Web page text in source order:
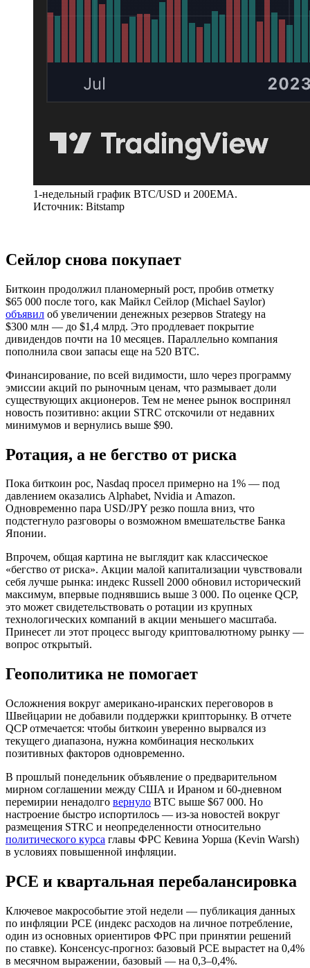
1-недельный график BTC/USD и 200EMA.
Источник: Bitstamp
Сейлор снова покупает
Биткоин продолжил планомерный рост, пробив отметку
$65 000 после того, как Майкл Сейлор (Michael Saylor)
объявил об увеличении денежных резервов Strategy на
$300 млн — до $1,4 млрд. Это продлевает покрытие
дивидендов почти на 10 месяцев. Параллельно компания
пополнила свои запасы еще на 520 BTC.
Финансирование, по всей видимости, шло через программу
эмиссии акций по рыночным ценам, что размывает доли
существующих акционеров. Тем не менее рынок воспринял
новость позитивно: акции STRC отскочили от недавних
минимумов и вернулись выше $90.
Ротация, а не бегство от риска
Пока биткоин рос, Nasdaq просел примерно на 1% — под
давлением оказались Alphabet, Nvidia и Amazon.
Одновременно пара USD/JPY резко пошла вниз, что
подстегнуло разговоры о возможном вмешательстве Банка
Японии.
Впрочем, общая картина не выглядит как классическое
«бегство от риска». Акции малой капитализации чувствовали
себя лучше рынка: индекс Russell 2000 обновил исторический
максимум, впервые поднявшись выше 3 000. По оценке QCP,
это может свидетельствовать о ротации из крупных
технологических компаний в акции меньшего масштаба.
Принесет ли этот процесс выгоду криптовалютному рынку —
вопрос открытый.
Геополитика не помогает
Осложнения вокруг американо-иранских переговоров в
Швейцарии не добавили поддержки крипторынку. В отчете
QCP отмечается: чтобы биткоин уверенно вырвался из
текущего диапазона, нужна комбинация нескольких
позитивных факторов одновременно.
В прошлый понедельник объявление о предварительном
мирном соглашении между США и Ираном и 60-дневном
перемирии ненадолго вернуло BTC выше $67 000. Но
настроение быстро испортилось — из-за новостей вокруг
размещения STRC и неопределенности относительно
политического курса главы ФРС Кевина Уорша (Kevin Warsh)
в условиях повышенной инфляции.
PCE и квартальная перебалансировка
Ключевое макрособытие этой недели — публикация данных
по инфляции PCE (индекс расходов на личное потребление,
один из основных ориентиров ФРС при принятии решений
по ставке). Консенсус-прогноз: базовый PCE вырастет на 0,4%
в месячном выражении, базовый — на 0,3–0,4%.